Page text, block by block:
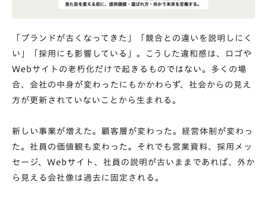
「ブランドが古くなってきた」「競合との違いを説明しにく
い」「採用にも影響している」。こうした違和感は、ロゴや
Webサイトの老朽化だけで起きるものではない。多くの場
合、会社の中身が変わったにもかかわらず、社会からの見え
方が更新されていないことから生まれる。
新しい事業が増えた。顧客層が変わった。経営体制が変わっ
た。社員の価値観も変わった。それでも営業資料、採用メッ
セージ、Webサイト、社員の説明が古いままであれば、外か
ら見える会社像は過去に固定される。